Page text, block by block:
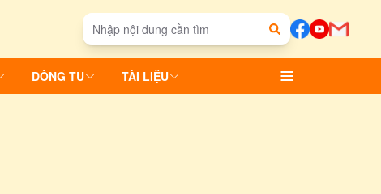
DÒNG TU TÀI LIỆU